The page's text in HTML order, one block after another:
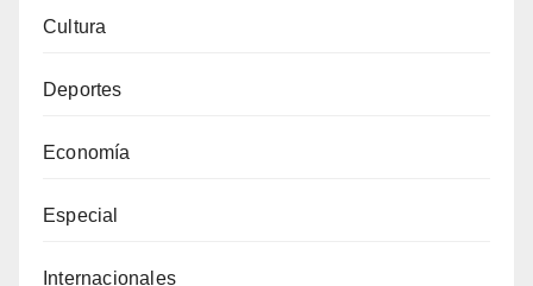
Cultura
Deportes
Economía
Especial
Internacionales